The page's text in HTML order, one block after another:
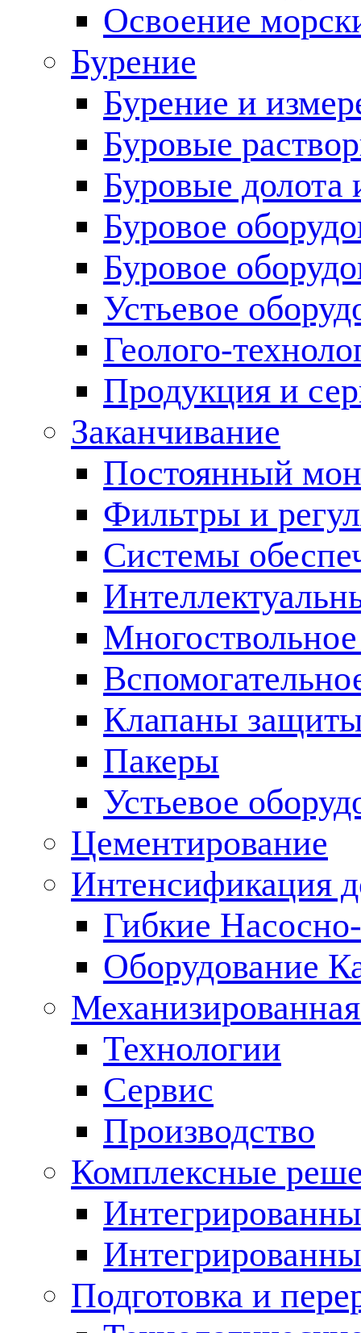
Освоение
Бурение
Бурение и
Буровые
Буровые долота
Буровое
Буровое
Устьевое
Геолого-
Продукция и
Заканчивание
Постоянный
Фильтры и
Cистемы
Клапаны
Пакеры
Устьевое
Цементирование
Интенсификация
Гибкие
Оборудование
Технологии
Сервис
Производство
Комплексные
Подготовка и